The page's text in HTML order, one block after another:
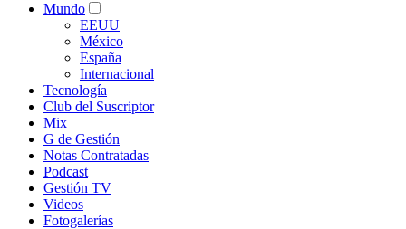
Mundo
EEUU
México
España
Internacional
Tecnología
Club del Suscriptor
Mix
G de Gestión
Notas Contratadas
Podcast
Gestión TV
Videos
Fotogalerías